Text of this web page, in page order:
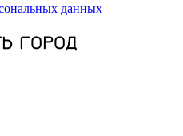
данных
ГОРОД